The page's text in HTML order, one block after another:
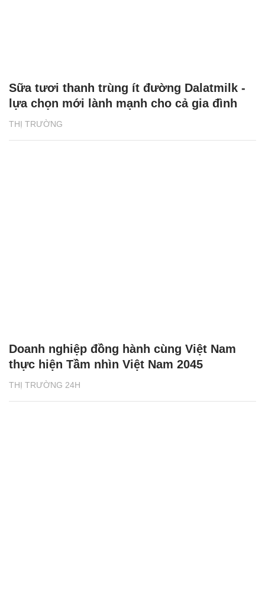
THỊ TRƯỜNG
Sữa tươi thanh trùng ít đường Dalatmilk -
lựa chọn mới lành mạnh cho cả gia đình
THỊ TRƯỜNG 24H
Doanh nghiệp đồng hành cùng Việt Nam
thực hiện Tầm nhìn Việt Nam 2045